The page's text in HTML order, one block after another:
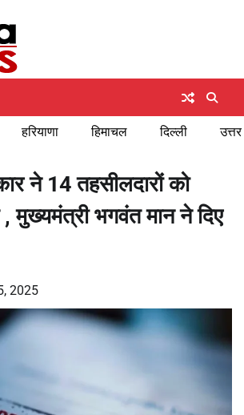
हरियाणा हिमाचल दिल्ली
ने 14 तहसीलदारों को
, मुख्यमंत्री भगवंत मान ने दिए
2025